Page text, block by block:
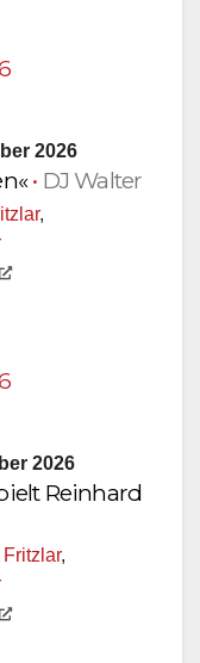
2026
• DJ Walter
,
2026
Reinhard
Fritzlar,